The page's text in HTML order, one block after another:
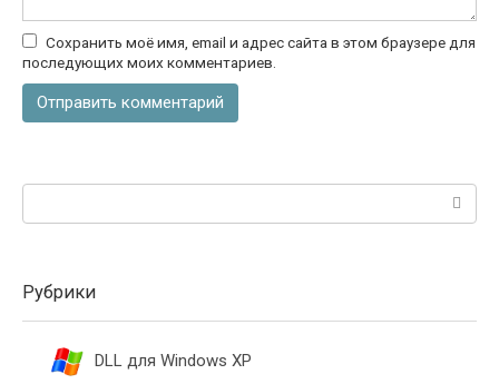
Сохранить моё имя, email и адрес сайта в этом браузере для
последующих моих комментариев.
Рубрики
DLL для Windows XP